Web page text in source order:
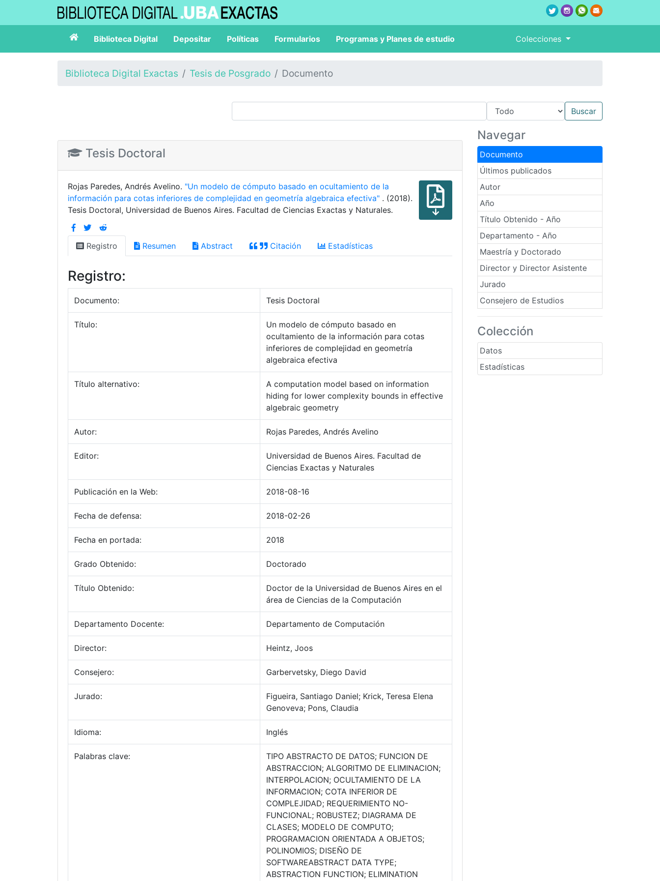
Biblioteca Digital Depositar Políticas Formularios Programas y Planes de estudio Colecciones
Biblioteca Digital Exactas Tesis de Posgrado Documento
Navegar
Documento
Últimos publicados
Autor
Año
Título Obtenido - Año
Departamento - Año
Maestría y Doctorado
Director y Director Asistente
Jurado
Consejero de Estudios
Colección
Datos
Estadísticas
Tesis Doctoral
Rojas Paredes, Andrés Avelino. "Un modelo de cómputo basado en ocultamiento de la
información para cotas inferiores de complejidad en geometría algebraica efectiva" . (2018).
Tesis Doctoral, Universidad de Buenos Aires. Facultad de Ciencias Exactas y Naturales.
Registro Resumen Abstract Citación Estadísticas
Registro:
Documento: Tesis Doctoral
Título:
Un modelo de cómputo basado en
ocultamiento de la información para cotas
inferiores de complejidad en geometría
algebraica efectiva
Título alternativo:
A computation model based on information
hiding for lower complexity bounds in effective
algebraic geometry
Autor: Rojas Paredes, Andrés Avelino
Editor:
Universidad de Buenos Aires. Facultad de
Ciencias Exactas y Naturales
Publicación en la Web: 2018-08-16
Fecha de defensa: 2018-02-26
Fecha en portada: 2018
Grado Obtenido: Doctorado
Título Obtenido:
Doctor de la Universidad de Buenos Aires en el
área de Ciencias de la Computación
Departamento Docente: Departamento de Computación
Director: Heintz, Joos
Consejero: Garbervetsky, Diego David
Jurado:
Figueira, Santiago Daniel; Krick, Teresa Elena
Genoveva; Pons, Claudia
Idioma: Inglés
Palabras clave:
TIPO ABSTRACTO DE DATOS; FUNCION DE
ABSTRACCION; ALGORITMO DE ELIMINACION;
INTERPOLACION; OCULTAMIENTO DE LA
INFORMACION; COTA INFERIOR DE
COMPLEJIDAD; REQUERIMIENTO NO-
FUNCIONAL; ROBUSTEZ; DIAGRAMA DE
CLASES; MODELO DE COMPUTO;
PROGRAMACION ORIENTADA A OBJETOS;
POLINOMIOS; DISEÑO DE
SOFTWAREABSTRACT DATA TYPE;
ABSTRACTION FUNCTION; ELIMINATION